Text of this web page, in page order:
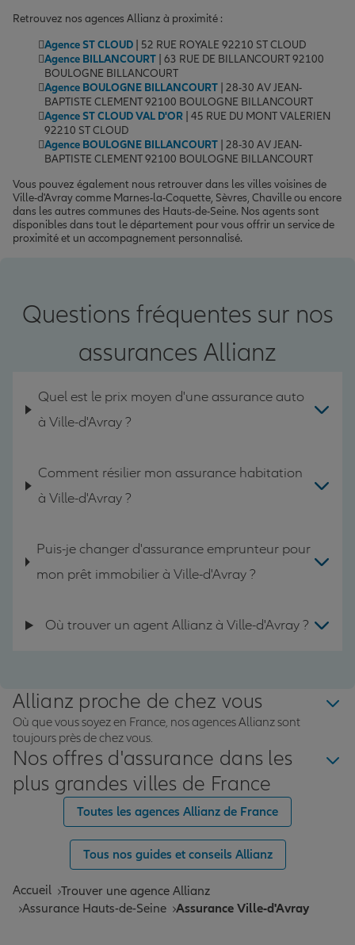
Retrouvez nos agences Allianz à proximité :
Agence ST CLOUD | 52 RUE ROYALE 92210 ST CLOUD
Agence BILLANCOURT | 63 RUE DE BILLANCOURT 92100
BOULOGNE BILLANCOURT
Agence BOULOGNE BILLANCOURT | 28-30 AV JEAN-
BAPTISTE CLEMENT 92100 BOULOGNE BILLANCOURT
Agence ST CLOUD VAL D'OR | 45 RUE DU MONT VALERIEN
92210 ST CLOUD
Agence BOULOGNE BILLANCOURT | 28-30 AV JEAN-
BAPTISTE CLEMENT 92100 BOULOGNE BILLANCOURT
Vous pouvez également nous retrouver dans les villes voisines de
Ville-d'Avray comme Marnes-la-Coquette, Sèvres, Chaville ou encore
dans les autres communes des Hauts-de-Seine. Nos agents sont
disponibles dans tout le département pour vous offrir un service de
proximité et un accompagnement personnalisé.
Questions fréquentes sur nos
assurances Allianz
Quel est le prix moyen d'une assurance auto
à Ville-d'Avray ?
Comment résilier mon assurance habitation
à Ville-d'Avray ?
Puis-je changer d'assurance emprunteur pour
mon prêt immobilier à Ville-d'Avray ?
Où trouver un agent Allianz à Ville-d'Avray ?
Allianz proche de chez vous
Où que vous soyez en France, nos agences Allianz sont
toujours près de chez vous.
Nos offres d'assurance dans les
plus grandes villes de France
Toutes les agences Allianz de France
Tous nos guides et conseils Allianz
Accueil Trouver une agence Allianz
Assurance Hauts-de-Seine Assurance Ville-d'Avray